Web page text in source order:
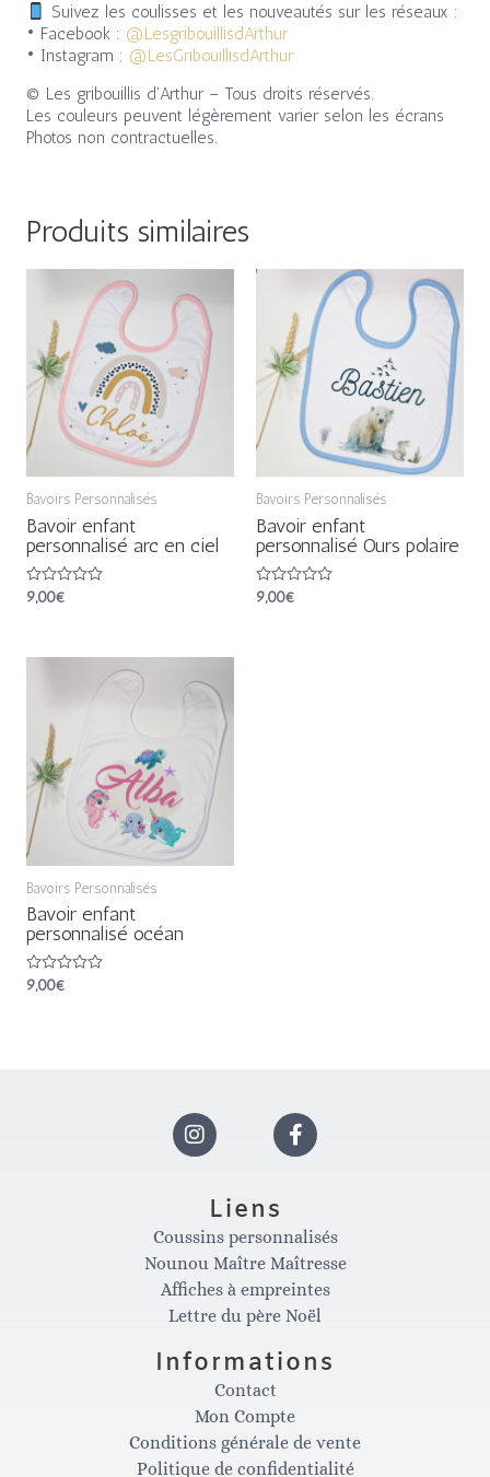
Suivez les coulisses et les nouveautés sur les réseaux :
• Facebook : @LesgribouillisdArthur
• Instagram : @LesGribouillisdArthur
© Les gribouillis d’Arthur – Tous droits réservés.
Les couleurs peuvent légèrement varier selon les écrans
Photos non contractuelles.
Produits similaires
Bavoirs Personnalisés
Bavoir enfant
personnalisé arc en ciel
Note
9,00€
Bavoirs Personnalisés
Bavoir enfant
personnalisé Ours polaire
Note
9,00€
Bavoirs Personnalisés
Bavoir enfant
personnalisé océan
Note
9,00€
I
n
s
t
a
g
F
c
e
b
o
Liens
Coussins personnalisés
Nounou Maître Maîtresse
Affiches à empreintes
Lettre du père Noël
Informations
Contact
Mon Compte
Conditions générale de vente
Politique de confidentialité